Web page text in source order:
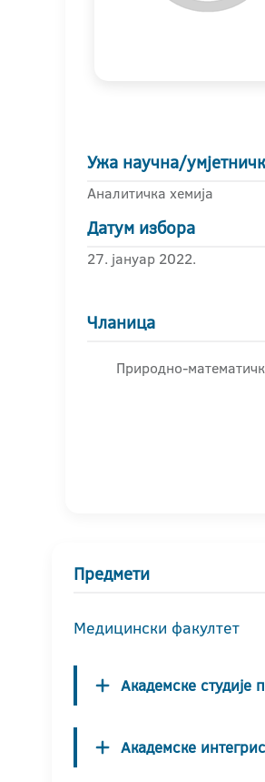
Ужа научна/
Аналитичка хемија
Датум избора
27. јануар 2022.
Чланица
Природно-
Предмети
Медицински факултет
Академске студије
Академске